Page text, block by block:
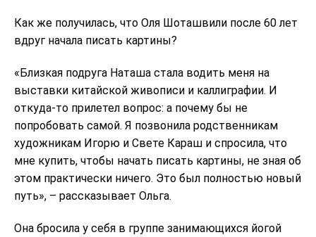
Как же получилась, что Оля Шоташвили после 60 лет
вдруг начала писать картины?
«Близкая подруга Наташа стала водить меня на
выставки китайской живописи и каллиграфии. И
откуда-то прилетел вопрос: а почему бы не
попробовать самой. Я позвонила родственникам
художникам Игорю и Свете Караш и спросила, что
мне купить, чтобы начать писать картины, не зная об
этом практически ничего. Это был полностью новый
путь», – рассказывает Ольга.
Она бросила у себя в группе занимающихся йогой